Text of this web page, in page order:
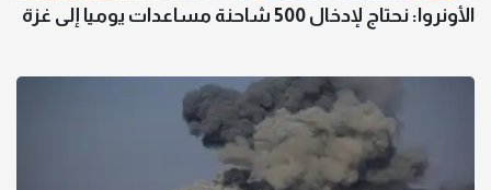
الأونروا: نحتاج لإدخال 500 شاحنة مساعدات يوميا إلى غزة